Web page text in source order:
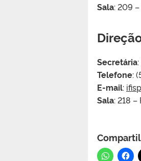
Sala: 209
Secretária:
Telefone:
E-mail:
Sala: 218